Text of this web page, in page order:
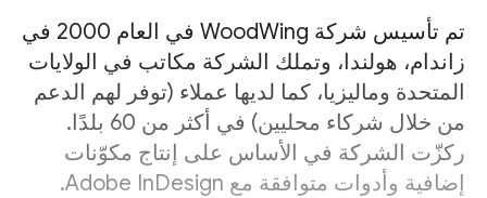
تم تأسيس شركة WoodWing في العام 2000 في
زاندام، هولندا، وتملك الشركة مكاتب في الولايات
المتحدة وماليزيا، كما لديها عملاء (توفر لهم الدعم
من خلال شركاء محليين) في أكثر من 60 بلدًا.
ركزّت الشركة في الأساس على إنتاج مكوّنات
إضافية وأدوات متوافقة مع Adobe InDesign.